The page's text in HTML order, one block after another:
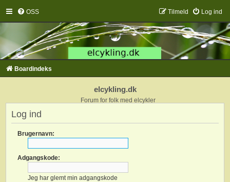
OSS Log ind
Tilmeld
Boardindeks
elcykling.dk
Forum for folk med elcykler
Log ind
Brugernavn:
Adgangskode:
Jeg har glemt min adgangskode